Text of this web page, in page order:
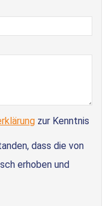
zur Kenntnis
dass die von
erhoben und